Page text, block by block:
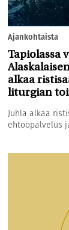
Ajankohtaista
Tapiolassa
alkaa
liturgian
Juhla alkaa
ehtoopalvelus